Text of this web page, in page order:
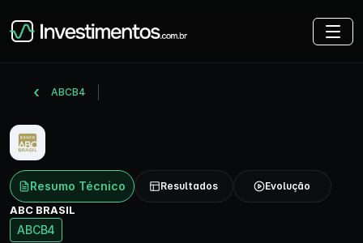
ABCB4
Resumo Técnico Resultados Evolução
ABC BRASIL
ABCB4